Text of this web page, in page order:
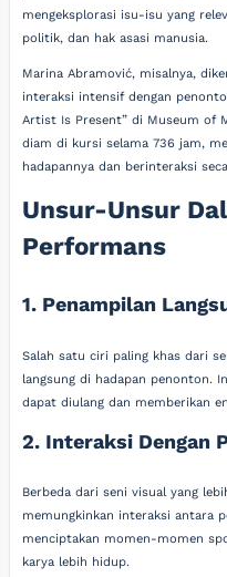
mengeksplorasi isu-isu yang
politik, dan hak asasi manusia.
Marina Abramović, misalnya,
interaksi intensif dengan
Artist Is Present” di Museum of
diam di kursi selama 736 jam,
hadapannya dan berinteraksi
Unsur-Unsur
Performans
1. Penampilan
Salah satu ciri paling khas dari
langsung di hadapan penonton.
dapat diulang dan memberikan
2. Interaksi Dengan
Berbeda dari seni visual yang
memungkinkan interaksi antara
menciptakan momen-momen
karya lebih hidup.